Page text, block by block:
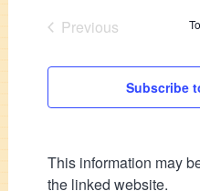
Previous
Subscribe
This information may
the linked website.